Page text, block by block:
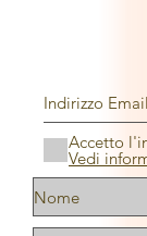
Accetto
Vedi